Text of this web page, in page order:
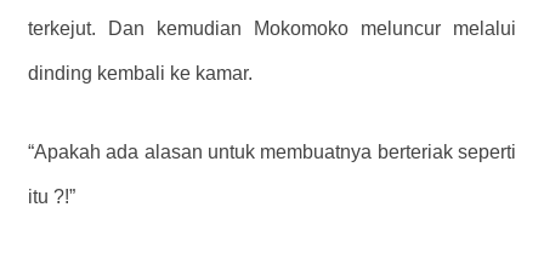
terkejut. Dan kemudian Mokomoko meluncur melalui
dinding kembali ke kamar.
“Apakah ada alasan untuk membuatnya berteriak seperti
itu ?!”